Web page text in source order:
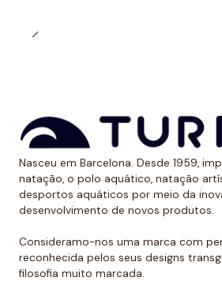
Nasceu em Barcelona. Desde 1959,
natação, o polo aquático, natação
desportos aquáticos por meio da
desenvolvimento de novos produtos.
Consideramo-nos uma marca com
reconhecida pelos seus designs
filosofia muito marcada.